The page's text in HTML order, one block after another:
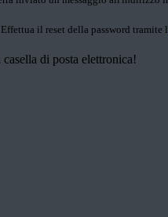
il reset della password tramite
di posta elettronica!